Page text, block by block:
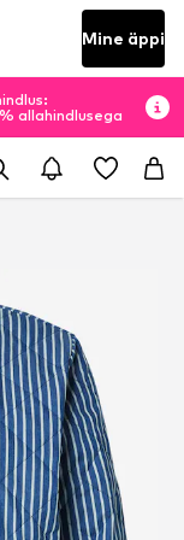
Mine äppi
allahindlusega